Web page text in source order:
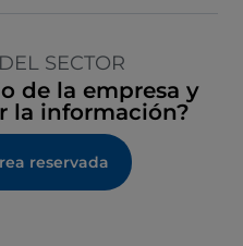
SECTOR
de la empresa y
la información?
reservada